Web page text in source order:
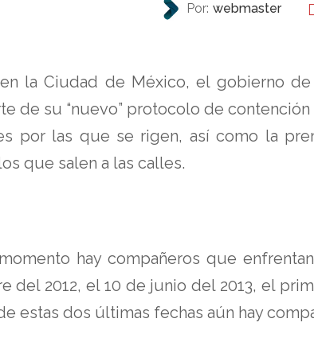
Por: webmaster
la Ciudad de México, el gobierno
de su “nuevo” protocolo de
por las que se rigen, así como la
que salen a las calles.
hay compañeros que
del 2012, el 10 de junio del 2013, el
estas dos últimas fechas aún hay